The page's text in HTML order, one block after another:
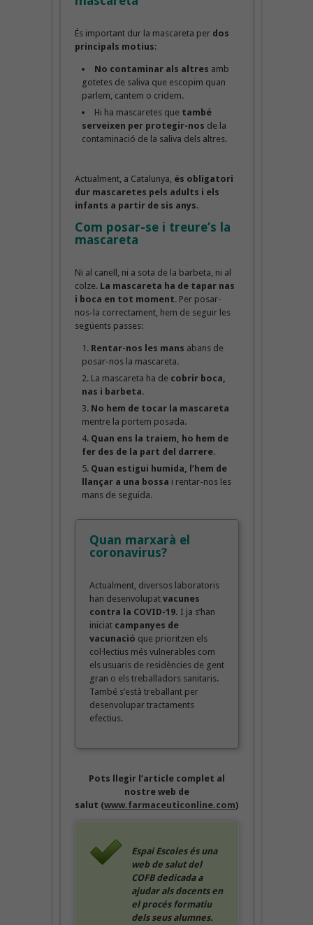
És important dur la mascareta per dos
principals motius:
No contaminar als altres amb
gotetes de saliva que escopim quan
parlem, cantem o cridem.
Hi ha mascaretes que també
serveixen per protegir-nos de la
contaminació de la saliva dels altres.
Actualment, a Catalunya, és obligatori
dur mascaretes pels adults i els
infants a partir de sis anys.
Com posar-se i treure’s la
mascareta
Ni al canell, ni a sota de la barbeta, ni al
colze. La mascareta ha de tapar nas
i boca en tot moment. Per posar-
nos-la correctament, hem de seguir les
següents passes:
Rentar-nos les mans abans de
posar-nos la mascareta.
La mascareta ha de cobrir boca,
nas i barbeta.
No hem de tocar la mascareta
mentre la portem posada.
Quan ens la traiem, ho hem de
fer des de la part del darrere.
Quan estigui humida, l’hem de
llançar a una bossa i rentar-nos les
mans de seguida.
Quan marxarà el
coronavirus?
Actualment, diversos laboratoris
han desenvolupat vacunes
contra la COVID-19. I ja s’han
iniciat campanyes de
vacunació que prioritzen els
col·lectius més vulnerables com
els usuaris de residències de gent
gran o els treballadors sanitaris.
També s’està treballant per
desenvolupar tractaments
efectius.
Pots llegir l’article complet al
nostre web de
salut (www.farmaceuticonline.com)
Espai Escoles és una
web de salut del
COFB dedicada a
ajudar als docents en
el procés formatiu
dels seus alumnes.